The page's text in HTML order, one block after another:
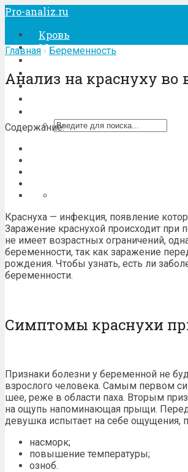
Pro-analiz.ru
Кровь
Моча
Лечение
Главная › Беременность
Анализ на краснуху во
Содержание:
Краснуха — инфекция, появление
Заражение краснухой происходит
не имеет возрастных ограничений,
беременности, так как заражение
рождения. Чтобы узнать, есть ли
беременности.
Симптомы краснухи
Признаки болезни у беременной не
взрослого человека. Самым первом
шее, реже в области паха. Вторым
на ощупь напоминающая прыщи. Перед
девушка испытает на себе ощущения,
насморк;
повышение температуры;
озноб.